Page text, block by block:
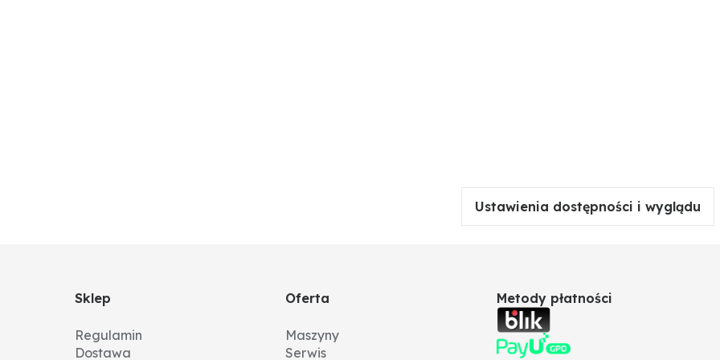
Ustawienia dostępności i wyglądu
Sklep
Regulamin
Dostawa
Oferta
Maszyny
Serwis
Metody płatności